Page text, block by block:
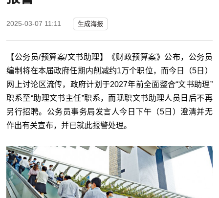
2025-03-07 11:11 生成海报
【公务员/预算案/文书助理】《财政预算案》公布，公务员
编制将在本届政府任期内削减约1万个职位，而今日（5日）
网上讨论区流传，政府计划于2027年前全面整合“文书助理”
职系至“助理文书主任”职系，而现职文书助理人员日后不再
另行招聘。公务员事务局发言人今日下午（5日）澄清并无
作出有关宣布，并已就此报警处理。